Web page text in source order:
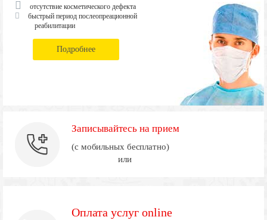
отсутствие косметического дефекта
быстрый период послеопреационной
реабилитации
Подробнее
Записывайтесь на прием
(с мобильных бесплатно)
или
Оплата услуг online